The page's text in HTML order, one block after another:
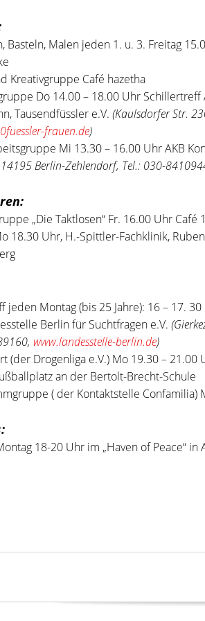
Basteln, Malen jeden 1. u. 3. Freitag
Kreativgruppe Café hazetha
Do 14.00 – 18.00 Uhr
Tausendfüssler e.V. (Kaulsdorfer Str.
frauen.de)
Mi 13.30 – 16.00 Uhr AKB
Berlin-Zehlendorf, Tel.: 030-
„Die Taktlosen“ Fr. 16.00 Uhr Café
18.30 Uhr, H.-Spittler-Fachklinik,
jeden Montag (bis 25 Jahre): 16 – 17.
Berlin für Suchtfragen e.V.
www.landesstelle-berlin.de)
(der Drogenliga e.V.) Mo 19.30 –
an der Bertolt-Brecht-Schule
( der Kontaktstelle Confamilia)
18-20 Uhr im „Haven of Peace“